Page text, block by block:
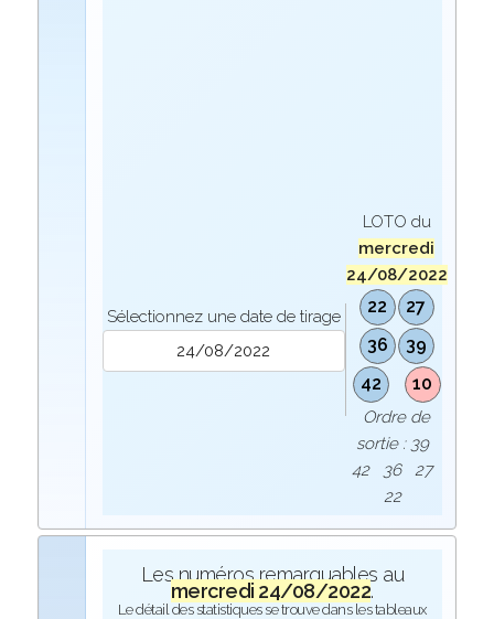
Sélectionnez une date de tirage
LOTO du
mercredi
24/08/2022
22
27
36
39
42
10
Ordre de
sortie : 39
42 36 27
22
Les numéros remarquables au
mercredi 24/08/2022.
Le détail des statistiques se trouve dans les tableaux